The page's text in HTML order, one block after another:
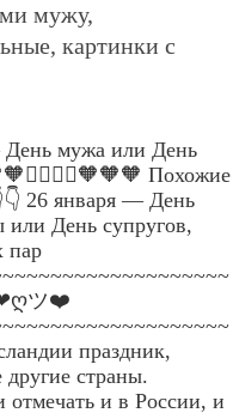
мужу,
картинки с
мужа или День
Похожие
26 января — День
День супругов,
пар
ツ❤️
праздник,
страны.
и в России, и